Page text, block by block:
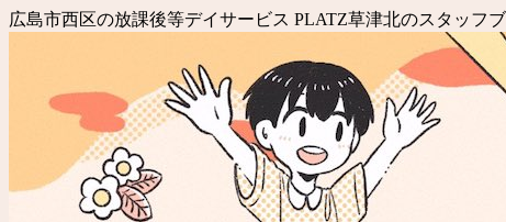
広島市西区の放課後等デイサービス PLATZ草津北のスタッフ